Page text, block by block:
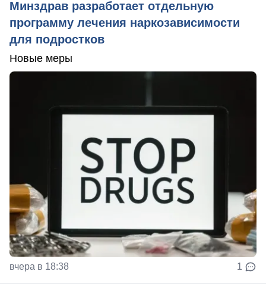
Минздрав разработает отдельную
программу лечения наркозависимости
для подростков
Новые меры
вчера в 18:38 1